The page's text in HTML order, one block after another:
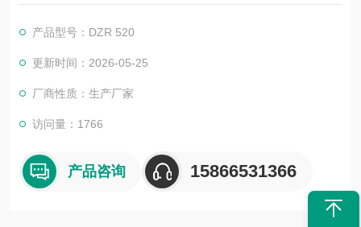
花生拉伸膜真空包装机
产品型号：DZR 520
更新时间：2026-05-25
厂商性质：生产厂家
访问量：1766
产品咨询 15866531366